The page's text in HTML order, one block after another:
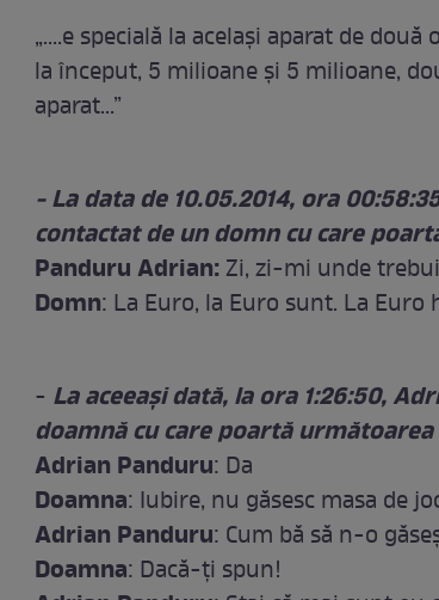
„....e specială la acelaşi aparat de
la început, 5 milioane şi 5 milioane,
aparat...”
- La data de 10.05.2014, ora
contactat de un domn cu care
Panduru Adrian:Zi, zi-mi unde
Domn: La Euro, la Euro sunt. La Euro
- La aceeaşi dată, la ora 1:26:50,
doamnă cu care poartă
Adrian Panduru: Da
Doamna: Iubire, nu găsesc masa de
Adrian Panduru: Cum bă să n-o
Doamna: Dacă-ţi spun!